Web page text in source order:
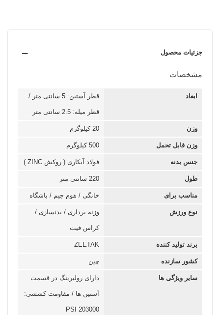
جزئیات محصول
مشخصات
ابعاد قطر آستین: 5 سانتی متر /
قطر میله: 2.5 سانتی متر
وزن 20 کیلوگرم
وزن قابل تحمل 500 کیلوگرم
جنس بدنه فولاد آبکاری ( روکش ZINC )
طول 220 سانتی متر
مناسب برای خانگی / هوم جیم / باشگاه
نوع ورزش وزنه برداری / بدنسازی /
کراس فیت
برند تولید کننده ZEETAK
کشور سازنده چین
سایر ویژگی ها دارای رولبرینگ در قسمت
آستین ها / مقاومت کششی:
203000 PSI